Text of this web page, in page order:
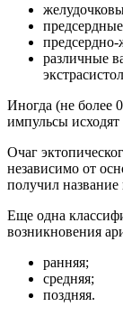
различные
Иногда (не более
импульсы исходят
Очаг
независимо от
получил название
Еще одна
возникновения
ранняя;
средняя;
поздняя.